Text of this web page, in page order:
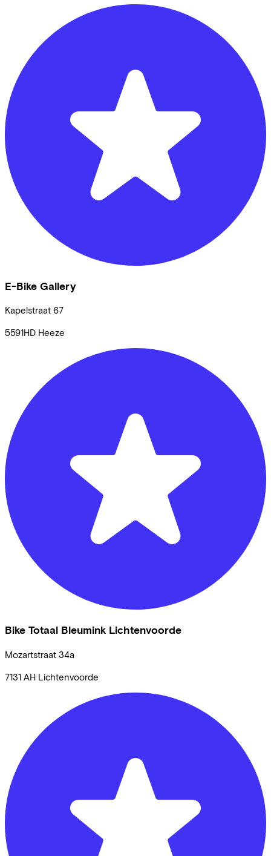
E-Bike Gallery
Kapelstraat 67
5591HD Heeze
Bike Totaal Bleumink Lichtenvoorde
Mozartstraat 34a
7131 AH Lichtenvoorde